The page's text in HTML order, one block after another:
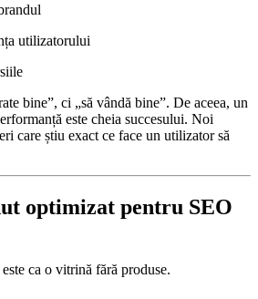
utilizatorului
bine”, ci „să vândă bine”. De aceea, un
este cheia succesului. Noi
care știu exact ce face un utilizator să
optimizat pentru SEO
ca o vitrină fără produse.